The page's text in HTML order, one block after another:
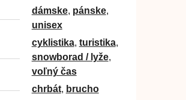
dámske, pánske,
unisex
cyklistika, turistika,
snowborad / lyže,
voľný čas
chrbát, brucho